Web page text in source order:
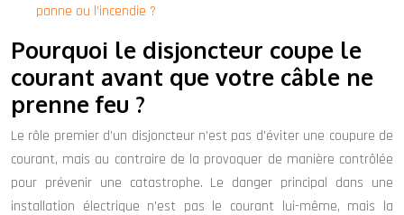
panne ou l’incendie ?
Pourquoi le disjoncteur coupe le
courant avant que votre câble ne
prenne feu ?
Le rôle premier d’un disjoncteur n’est pas d’éviter une coupure de
courant, mais au contraire de la provoquer de manière contrôlée
pour prévenir une catastrophe. Le danger principal dans une
installation électrique n’est pas le courant lui-même, mais la